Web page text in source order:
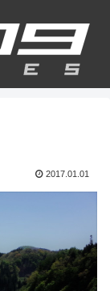
2017.01.01